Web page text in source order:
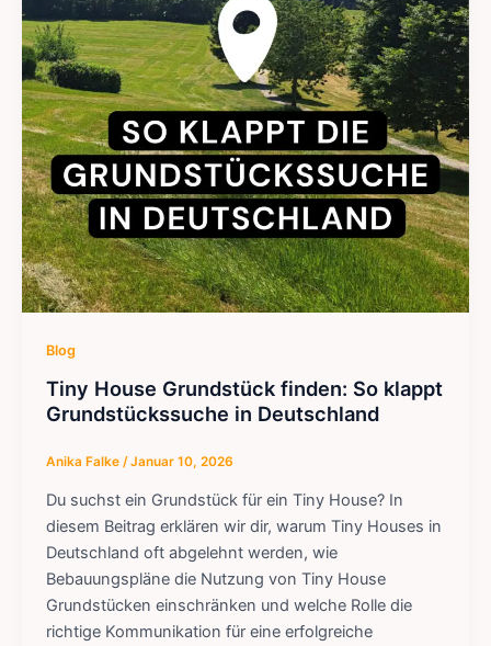
Blog
Tiny House Grundstück finden: So klappt
Grundstückssuche in Deutschland
Anika Falke /Januar 10, 2026
Du suchst ein Grundstück für ein Tiny House? In
diesem Beitrag erklären wir dir, warum Tiny Houses in
Deutschland oft abgelehnt werden, wie
Bebauungspläne die Nutzung von Tiny House
Grundstücken einschränken und welche Rolle die
richtige Kommunikation für eine erfolgreiche